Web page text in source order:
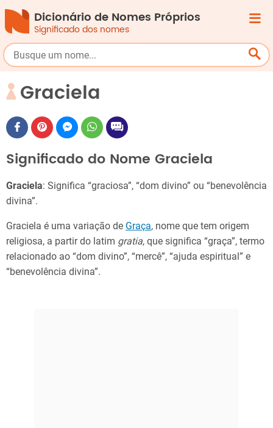
Dicionário de Nomes Próprios
Significado dos nomes
Graciela
Significado do Nome Graciela
Graciela: Significa “graciosa”, “dom divino” ou “benevolência
divina”.
Graciela é uma variação de Graça, nome que tem origem
religiosa, a partir do latim gratia, que significa “graça”, termo
relacionado ao “dom divino”, “mercê”, “ajuda espiritual” e
“benevolência divina”.